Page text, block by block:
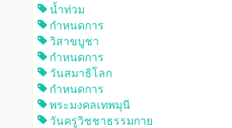
น้ำท่วม
กำหนดการ
วิสาขบูชา
กำหนดการ
วันสมาธิโลก
กำหนดการ
พระมงคลเทพมุนี
วันครูวิชชาธรรมกาย